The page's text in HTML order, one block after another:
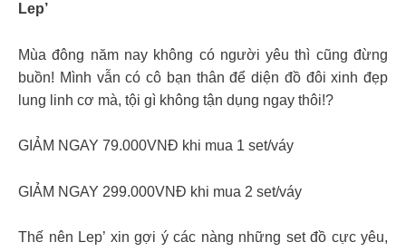
Lep’
Mùa đông năm nay không có người yêu thì cũng đừng
buồn! Mình vẫn có cô bạn thân để diện đồ đôi xinh đẹp
lung linh cơ mà, tội gì không tận dụng ngay thôi!?
GIẢM NGAY 79.000VNĐ khi mua 1 set/váy
GIẢM NGAY 299.000VNĐ khi mua 2 set/váy
Thế nên Lep’ xin gợi ý các nàng những set đồ cực yêu,